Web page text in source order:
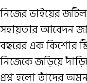
নিজের ভাইয়ের
সহায়তার আবেদন
বছরের এক কিশোর
নিজেকে জড়িয়ে
প্রশ্ন হলো তাঁদের